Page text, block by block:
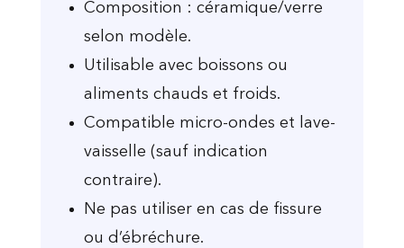
Composition : céramique/verre
selon modèle.
Utilisable avec boissons ou
aliments chauds et froids.
Compatible micro-ondes et lave-
vaisselle (sauf indication
contraire).
Ne pas utiliser en cas de fissure
ou d’ébréchure.